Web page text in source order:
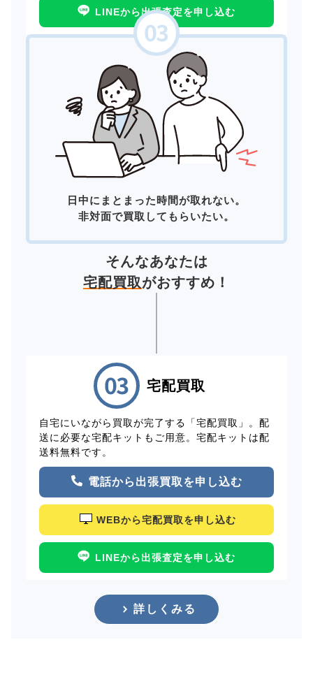
LINEから出張査定を申し込む
日中にまとまった時間が取れない。
非対面で買取してもらいたい。
そんなあなたは
宅配買取がおすすめ！
宅配買取
自宅にいながら買取が完了する「宅配買取」。配
送に必要な宅配キットもご用意。宅配キットは配
送料無料です。
電話から出張買取を申し込む
WEBから宅配買取を申し込む
LINEから出張査定を申し込む
詳しくみる